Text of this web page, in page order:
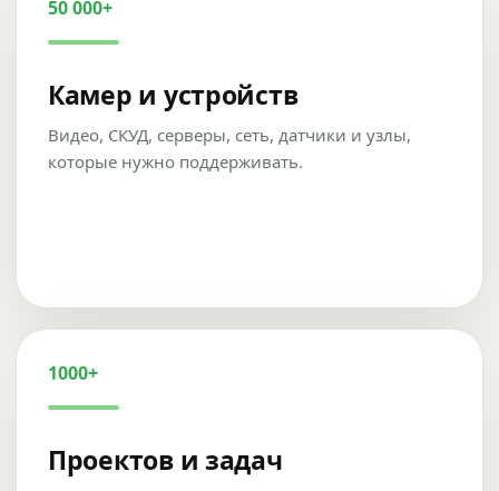
50 000+
Камер и устройств
Видео, СКУД, серверы, сеть, датчики и узлы,
которые нужно поддерживать.
1000+
Проектов и задач